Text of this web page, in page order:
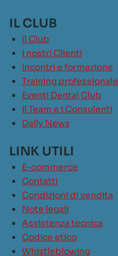
IL CLUB
Il Club
I nostri Clienti
Incontri e formazione
Training professionale
Eventi Dental Club
Il Team e i Consulenti
Daily News
LINK UTILI
E-commerce
Contatti
Condizioni di vendita
Note legali
Assistenza tecnica
Codice etico
Whistleblowing